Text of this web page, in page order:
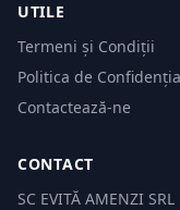
UTILE
Termeni și Condiții
Politica de
Contactează-ne
CONTACT
SC EVITĂ AMENZI SRL